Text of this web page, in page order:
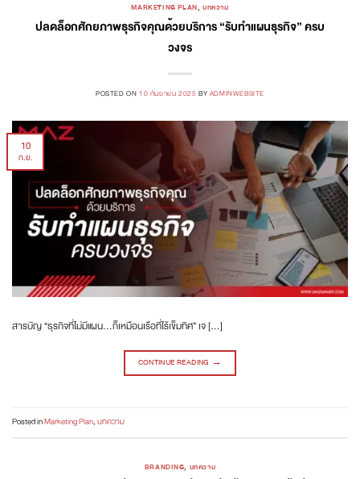
MARKETING PLAN, บทความ
ปลดล็อกศักยภาพธุรกิจคุณด้วยบริการ “รับทำแผนธุรกิจ” ครบ
วงจร
POSTED ON10 กันยายน 2025 BY ADMINWEBSITE
10
ก.ย.
สารบัญ “ธุรกิจที่ไม่มีแผน…ก็เหมือนเรือที่ไร้เข็มทิศ” เจ […]
CONTINUE READING →
Posted inMarketing Plan,บทความ
BRANDING, บทความ